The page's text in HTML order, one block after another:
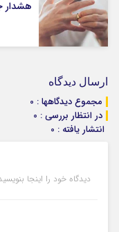
هشدار
ارسال دیدگاه
مجموع دیدگاهها : 0
در انتظار بررسی : 0
انتشار یافته : 0
دیدگاه خود را اینجا